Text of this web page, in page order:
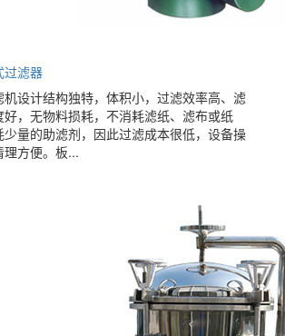
过滤器
设计结构独特，体积小，过滤效率高、滤
，无物料损耗，不消耗滤纸、滤布或纸
量的助滤剂，因此过滤成本很低，设备操
方便。板...